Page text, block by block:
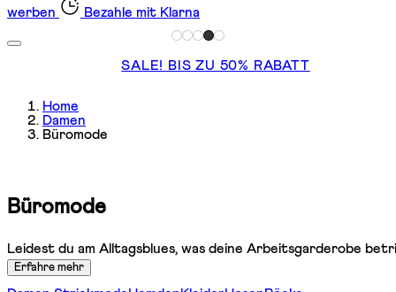
werben
Bezahle mit Klarna
SALE! BIS ZU 50% RABATT
Home
Damen
Büromode
Büromode
Leidest du am Alltagsblues, was deine Arbeitsgarderobe
Erfahre mehr